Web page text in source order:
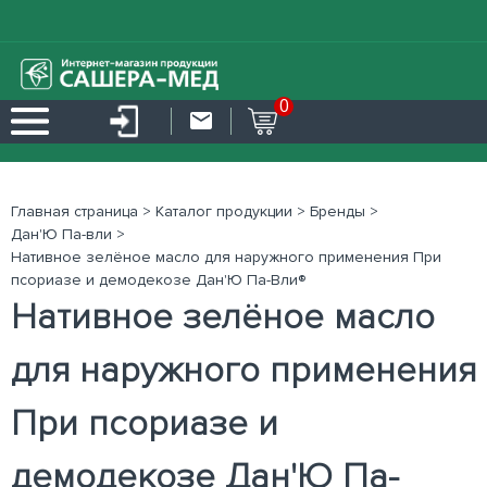
0
Главная страница > Каталог продукции > Бренды >
Дан'Ю Па-вли >
Нативное зелёное масло для наружного применения При
псориазе и демодекозе Дан'Ю Па-Вли®
Нативное зелёное масло
для наружного применения
При псориазе и
демодекозе Дан'Ю Па-